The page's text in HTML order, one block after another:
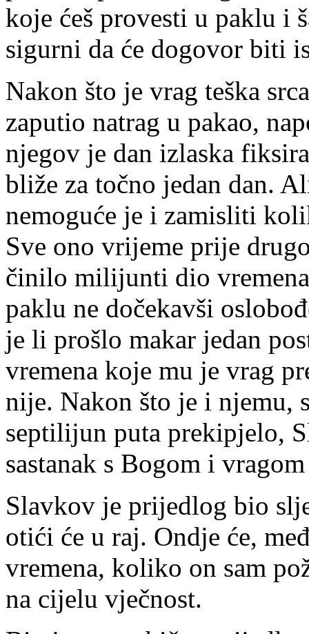
koje ćeš provesti u paklu i
sigurni da će dogovor biti
Nakon što je vrag teška
zaputio natrag u pakao,
njegov je dan izlaska
bliže za točno jedan dan.
nemoguće je i zamisliti
Sve ono vrijeme prije
činilo milijunti dio
paklu ne dočekavši
je li prošlo makar jedan
vremena koje mu je vrag
nije. Nakon što je i njemu,
septilijun puta prekipjelo,
sastanak s Bogom i
Slavkov je prijedlog bio
otići će u raj. Ondje će,
vremena, koliko on sam
na cijelu vječnost.